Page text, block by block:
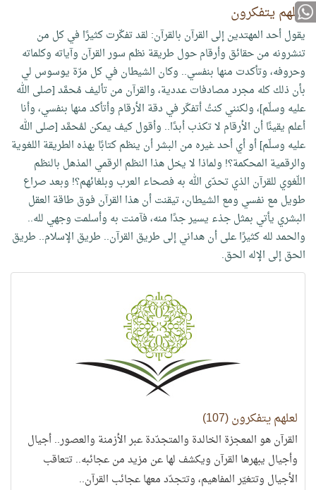
لعلهم يتفكرون
يقول أحد المهتدين إلى القرآن بالقرآن: لقد تفكّرت كثيرًا في كل من
تنشرونه من حقائق وأرقام حول طريقة نظم سور القرآن وآياته وكلماته
وحروفه، وتأكدت منها بنفسي.. وكان الشيطان في كل مرّة يوسوس لي
بأن ذلك كله مجرد مصادفات عددية، والقرآن من تأليف مُحمَّد [صلى الله
عليه وسلّم]، ولكنني كنتُ أتفكّر في دقة الأرقام وأتأكد منها بنفسي، وأنا
أعلم يقينًا أن الأرقام لا تكذب أبدًا.. وأقول كيف يمكن لمُحمَّد [صلى الله
عليه وسلّم] أو أي أحد غيره من البشر أن ينظم كتابًا بهذه الطريقة اللغوية
والرقمية المحكمة؟! ولماذا لا يخل هذا النظم الرقمي المذهل بالنظم
اللّغوي للقرآن الذي تحدّى الله به فصحاء العرب وبلغائهم؟! وبعد صراع
طويل مع نفسي ومع الشيطان، تيقنت أن هذا القرآن فوق طاقة العقل
البشري يأتي بمثل جذء يسير جدًا منه، فآمنت به وأسلمت وجهي لله..
والحمد لله كثيرًا على أن هداني إلى طريق القرآن.. طريق الإسلام.. طريق
الحق إلى الإله الحق.
لعلهم يتفكرون (107)
القرآن هو المعجزة الخالدة والمتجدّدة عبر الأزمنة والعصور.. أجيال
وأجيال يبهرها القرآن ويكشف لها عن مزيد من عجائبه.. تتعاقب
الأجيال وتتغيّر المفاهيم، وتتجدّد معها عجائب القرآن..